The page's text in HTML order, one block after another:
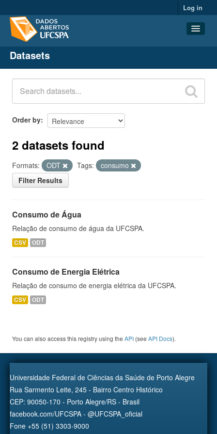
Log in
Datasets
Organizations
Groups
About
Datasets
Order by
2 datasets found
Formats: ODT Tags:
consumo
Filter Results
Consumo de Água
Relação de consumo de água da UFCSPA.
CSV ODT
Consumo de Energia Elétrica
Relação de consumo de energia elétrica da UFCSPA.
CSV ODT
You can also access this registry using the API (see API Docs).
Universidade Federal de Ciências da Saúde de Porto Alegre
Rua Sarmento Leite, 245 - Bairro Centro Histórico
CEP: 90050-170 - Porto Alegre/RS - Brasil
facebook.com/UFCSPA - @UFCSPA_oficial
Fone +55 (51) 3303-9000